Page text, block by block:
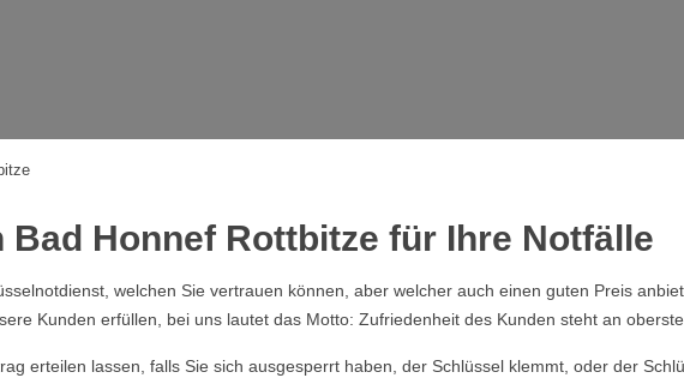
Honnef Rottbitze für Ihre Notfälle
welchen Sie vertrauen können, aber welcher auch einen guten Preis
Kunden erfüllen, bei uns lautet das Motto: Zufriedenheit des Kunden steht an
erteilen lassen, falls Sie sich ausgesperrt haben, der Schlüssel klemmt, oder der